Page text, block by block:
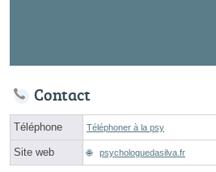
Contact
Téléphone Téléphoner à la psy
Site web psychologuedasilva.fr